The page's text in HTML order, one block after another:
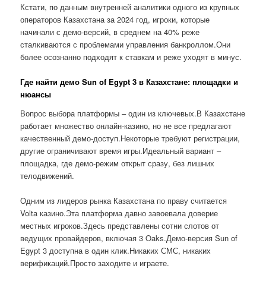
Кстати, по данным внутренней аналитики одного из крупных
операторов Казахстана за 2024 год, игроки, которые
начинали с демо-версий, в среднем на 40% реже
сталкиваются с проблемами управления банкроллом.Они
более осознанно подходят к ставкам и реже уходят в минус.
Где найти демо Sun of Egypt 3 в Казахстане: площадки и
нюансы
Вопрос выбора платформы – один из ключевых.В Казахстане
работает множество онлайн-казино, но не все предлагают
качественный демо-доступ.Некоторые требуют регистрации,
другие ограничивают время игры.Идеальный вариант –
площадка, где демо-режим открыт сразу, без лишних
телодвижений.
Одним из лидеров рынка Казахстана по праву считается
Volta казино.Эта платформа давно завоевала доверие
местных игроков.Здесь представлены сотни слотов от
ведущих провайдеров, включая 3 Oaks.Демо-версия Sun of
Egypt 3 доступна в один клик.Никаких СМС, никаких
верификаций.Просто заходите и играете.